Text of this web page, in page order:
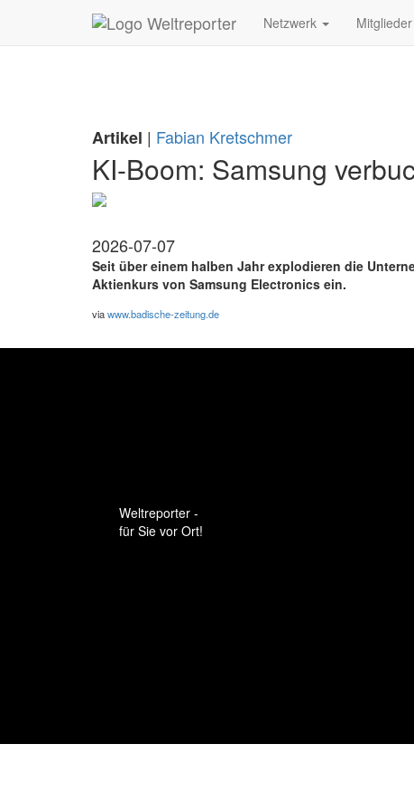
Zum Inhalt springen
Netzwerk Mitglieder
Artikel | Fabian Kretschmer
KI-Boom: Samsung
2026-07-07
Seit über einem halben Jahr explodieren die
Aktienkurs von Samsung Electronics ein.
viawww.badische-zeitung.de
Weltreporter -
für Sie vor Ort!